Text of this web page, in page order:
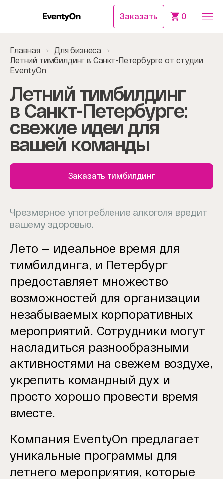
Заказать 0
Главная
Для бизнеса
Летний тимбилдинг в Санкт-Петербурге от студии
EventyOn
Летний тимбилдинг
в Санкт-Петербурге:
cвежие идеи для
вашей команды
Заказать тимбилдинг
Чрезмерное употребление алкоголя вредит
вашему здоровью.
Лето — идеальное время для
тимбилдинга, и Петербург
предоставляет множество
возможностей для организации
незабываемых корпоративных
мероприятий. Сотрудники могут
насладиться разнообразными
активностями на свежем воздухе,
укрепить командный дух и
просто хорошо провести время
вместе.
Компания EventyOn предлагает
уникальные программы для
летнего мероприятия, которые